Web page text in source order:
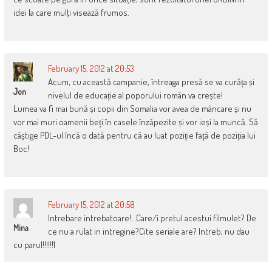
idei la care mulţi visează frumos.
Jon
February 15, 2012 at 20:53
Acum, cu această campanie, întreaga presă se va curăța și
nivelul de educație al poporului român va crește!
Lumea va fi mai bună și copii din Somalia vor avea de mâncare și nu
vor mai muri oamenii beți în casele înzăpezite și vor ieși la muncă. Să
câștige PDL-ul încă o dată pentru că au luat poziție față de poziția lui
Boc!
Mina
February 15, 2012 at 20:58
Intrebare intrebatoare!…Care/i pretul acestui filmulet? De
ce nu a rulat in intregine?Cite seriale are? Intreb, nu dau
cu parul!!!!!!1